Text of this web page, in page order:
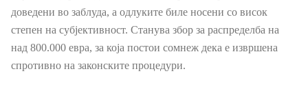
21 документ, отчетност и транспарентност
доведени во заблуда, а одлуките биле носени со висок
степен на субјективност. Станува збор за распределба на
над 800.000 евра, за која постои сомнеж дека е извршена
спротивно на законските процедури.